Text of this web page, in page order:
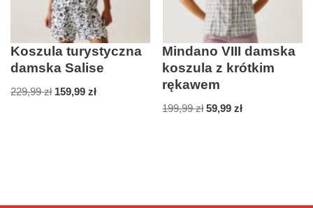
Koszula turystyczna
damska Salise
229,99zł 159,99 zł
Mindano VIII damska
koszula z krótkim
rękawem
199,99zł 59,99zł